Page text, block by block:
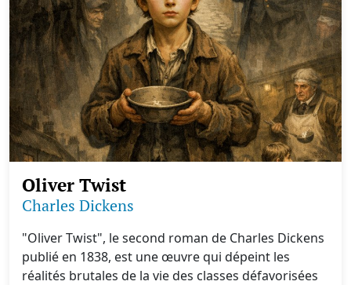
Oliver Twist
Charles Dickens
"Oliver Twist", le second roman de Charles Dickens
publié en 1838, est une œuvre qui dépeint les
réalités brutales de la vie des classes défavorisées